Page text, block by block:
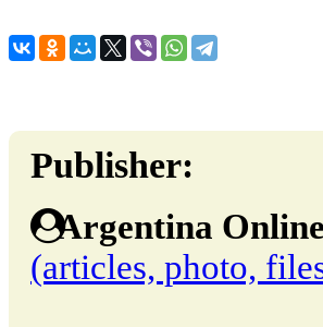
Publisher:
Argentina Online
(articles, photo,